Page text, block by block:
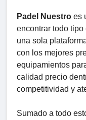
Padel Nuestro es
encontrar todo
una sola
con los mejores
equipamientos
calidad precio
competitividad y
Sumado a todo